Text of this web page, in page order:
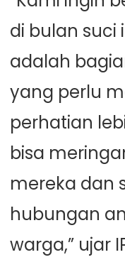
di bulan suci
adalah
yang perlu
perhatian
bisa
mereka dan
hubungan
warga,” ujar